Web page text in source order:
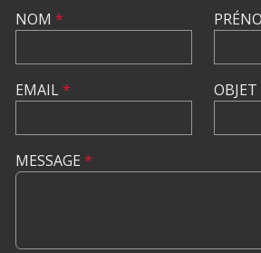
NOM *
EMAIL* OBJET
MESSAGE *